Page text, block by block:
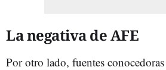
La negativa de AFE
Por otro lado, fuentes